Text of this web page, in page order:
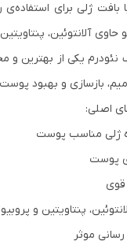
بافت ژلی برای
آلانتوئین،
بازسازی و بهبود
اصلی:
ژلی مناسب پوست
پوست
قوی
پنتاویتین و
موثر